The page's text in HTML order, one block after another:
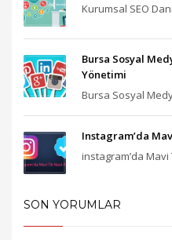
Kurumsal SEO
Bursa Sosyal
Yönetimi
Bursa Sosyal
Instagram’da
instagram’da Mavi
SON YORUMLAR